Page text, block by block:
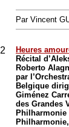
Par Vincent
Heures
Récital
Roberto
par
Belgique
Giménez
des Grandes
Philharmonie